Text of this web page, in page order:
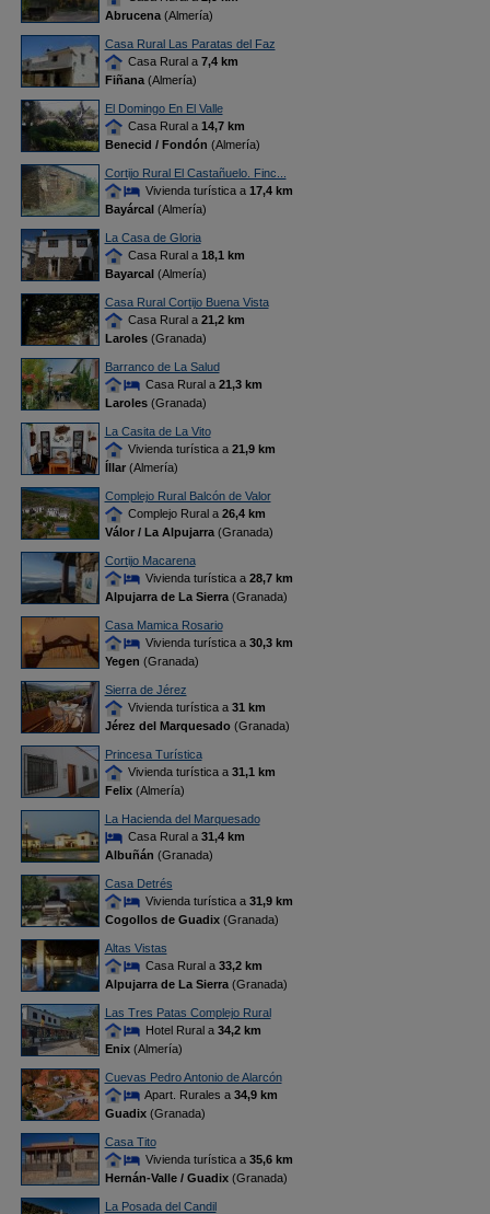
Abrucena(Almería)
Casa Rural Las Paratas del Faz
Casa Rural a 7,4 km
Fiñana(Almería)
El Domingo En El Valle
Casa Rural a 14,7 km
Benecid / Fondón (Almería)
Cortijo Rural El Castañuelo. Finc...
Vivienda turística a 17,4 km
Bayárcal(Almería)
La Casa de Gloria
Casa Rural a 18,1 km
Bayarcal(Almería)
Casa Rural Cortijo Buena Vista
Casa Rural a 21,2 km
Laroles(Granada)
Barranco de La Salud
Casa Rural a 21,3 km
Laroles(Granada)
La Casita de La Vito
Vivienda turística a 21,9 km
Íllar(Almería)
Complejo Rural Balcón de Valor
Complejo Rural a 26,4 km
Válor / La Alpujarra(Granada)
Cortijo Macarena
Vivienda turística a 28,7 km
Alpujarra de La Sierra(Granada)
Casa Mamica Rosario
Vivienda turística a 30,3 km
Yegen (Granada)
Sierra de Jérez
Vivienda turística a 31 km
Jérez del Marquesado(Granada)
Princesa Turística
Vivienda turística a 31,1 km
Felix(Almería)
La Hacienda del Marquesado
Casa Rural a 31,4 km
Albuñán (Granada)
Casa Detrés
Vivienda turística a 31,9 km
Cogollos de Guadix(Granada)
Altas Vistas
Casa Rural a 33,2 km
Alpujarra de La Sierra(Granada)
Las Tres Patas Complejo Rural
Hotel Rural a 34,2 km
Enix(Almería)
Cuevas Pedro Antonio de Alarcón
Apart. Rurales a 34,9 km
Guadix(Granada)
Casa Tito
Vivienda turística a 35,6 km
Hernán-Valle / Guadix(Granada)
La Posada del Candil